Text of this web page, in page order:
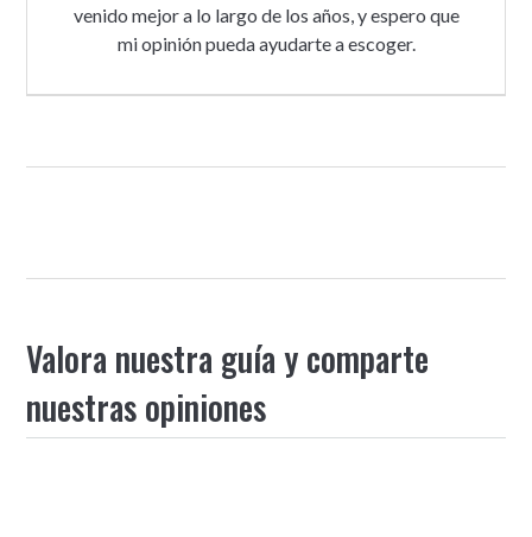
venido mejor a lo largo de los años, y espero que
mi opinión pueda ayudarte a escoger.
Valora nuestra guía y comparte
nuestras opiniones